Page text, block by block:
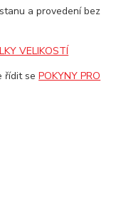
a provedení bez
VELIKOSTÍ
řídit sePOKYNY PRO